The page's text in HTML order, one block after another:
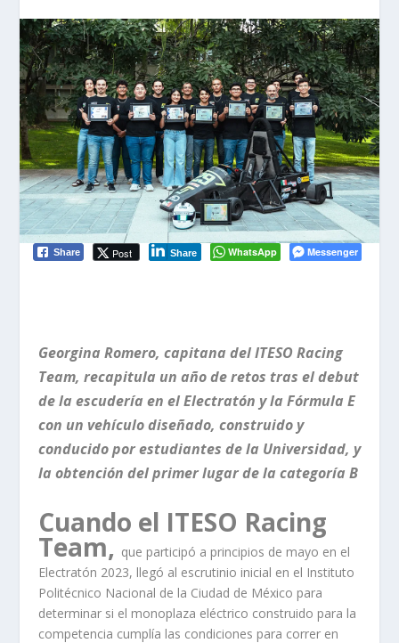
Share Post Share WhatsApp Messenger
Georgina Romero, capitana del ITESO Racing
Team, recapitula un año de retos tras el debut
de la escudería en el Electratón y la Fórmula E
con un vehículo diseñado, construido y
conducido por estudiantes de la Universidad, y
la obtención del primer lugar de la categoría B
Cuando el ITESO Racing
Team, que participó a principios de mayo en el
Electratón 2023, llegó al escrutinio inicial en el Instituto
Politécnico Nacional de la Ciudad de México para
determinar si el monoplaza eléctrico construido para la
competencia cumplía las condiciones para correr en